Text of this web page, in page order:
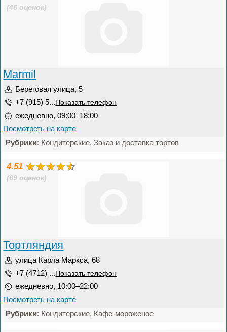
(46 оценок)
Marmil
Береговая улица, 5
+7 (915) 5... Показать телефон
ежедневно, 09:00–18:00
Посмотреть на карте
Рубрики: Кондитерские, Заказ и доставка тортов
4.51
(69 оценок)
Тортляндия
улица Карла Маркса, 68
+7 (4712) ... Показать телефон
ежедневно, 10:00–22:00
Посмотреть на карте
Рубрики: Кондитерские, Кафе-мороженое